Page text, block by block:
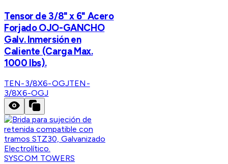
Tensor de 3/8" x 6" Acero
Forjado OJO-GANCHO
Galv. Inmersión en
Caliente (Carga Max.
1000 lbs).
TEN-3/8X6-OGJTEN-
3/8X6-OGJ
SYSCOM TOWERS